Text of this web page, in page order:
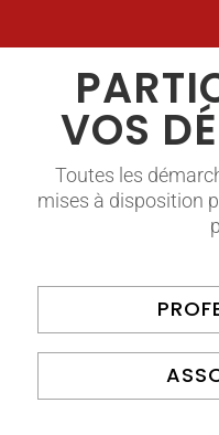
VOS
Toutes les
mises à disposition